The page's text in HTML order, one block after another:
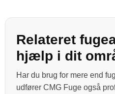
Relateret
hjælp i dit
Har du brug for mere end
udfører CMG Fuge også